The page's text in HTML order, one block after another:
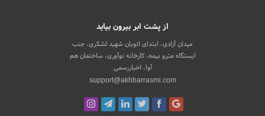
از پشت ابر بیرون بیاید
میدان آزادی، ابتدای اتوبان شهید لشکری، جنب
ایستگاه مترو بیمه، کارخانه نوآوری، ساختمان هم
آوا، اخباررسمی
support@akhbarrasmi.com